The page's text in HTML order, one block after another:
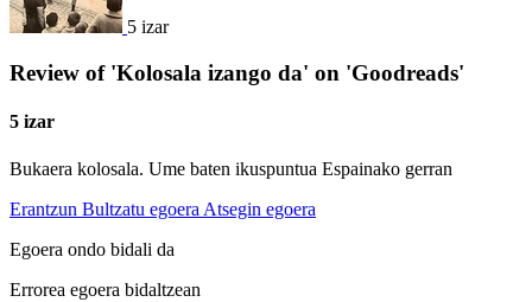
5 izar
Review of 'Kolosala izango da' on 'Goodreads'
5 izar
Bukaera kolosala. Ume baten ikuspuntua Espainako gerran
Erantzun Bultzatu egoera Atsegin egoera
Egoera ondo bidali da
Errorea egoera bidaltzean